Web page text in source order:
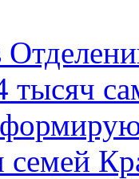
тысяч
семей